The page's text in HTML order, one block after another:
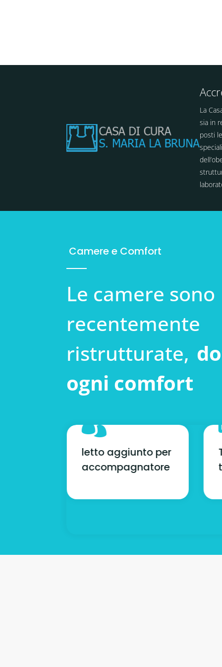
La
sia in
posti
Camere e Comfort
Le camere sono
recentemente
ristrutturate,
ogni comfort

letto aggiunto per
accompagnatore